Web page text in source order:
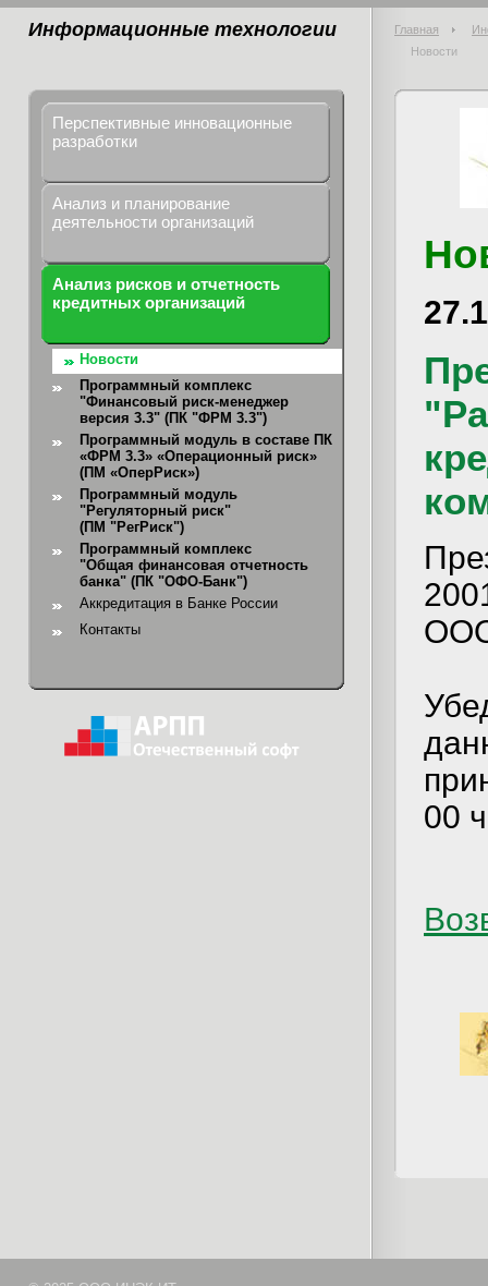
Информационные технологии Главная
Новости
Перспективные инновационные
разработки
Анализ и планирование
деятельности организаций
Анализ рисков и отчетность
кредитных организаций
Новости
Программный комплекс
"Финансовый риск-менеджер
версия 3.3" (ПК "ФРМ 3.3")
Программный модуль в составе ПК
«ФРМ 3.3» «Операционный риск»
(ПМ «ОперРиск»)
Программный модуль
"Регуляторный риск"
(ПМ "РегРиск")
Программный комплекс
"Общая финансовая отчетность
банка" (ПК "ОФО-Банк")
Аккредитация в Банке России
Контакты
00